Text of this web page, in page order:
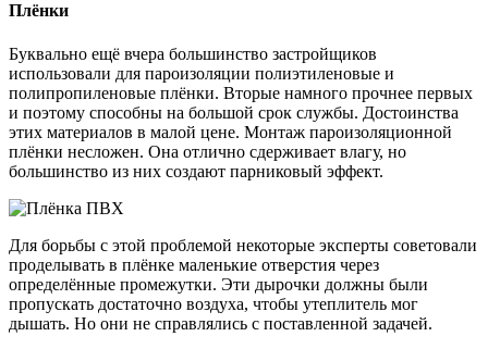
Плёнки
Буквально ещё вчера большинство застройщиков
использовали для пароизоляции полиэтиленовые и
полипропиленовые плёнки. Вторые намного прочнее первых
и поэтому способны на большой срок службы. Достоинства
этих материалов в малой цене. Монтаж пароизоляционной
плёнки несложен. Она отлично сдерживает влагу, но
большинство из них создают парниковый эффект.
Для борьбы с этой проблемой некоторые эксперты советовали
проделывать в плёнке маленькие отверстия через
определённые промежутки. Эти дырочки должны были
пропускать достаточно воздуха, чтобы утеплитель мог
дышать. Но они не справлялись с поставленной задачей.